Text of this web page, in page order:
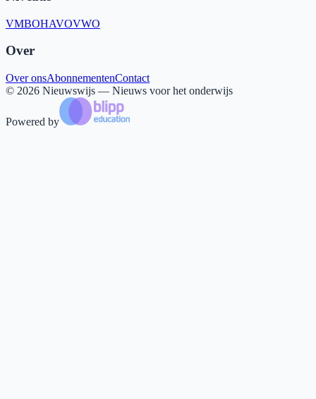
VMBOHAVOVWO
Over
Over onsAbonnementenContact
© 2026 Nieuwswijs — Nieuws voor het onderwijs
Powered by